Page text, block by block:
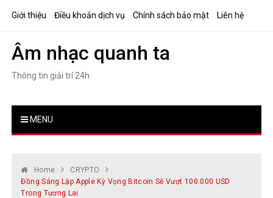
Giới thiệu Điều khoản dịch vụ Chính sách bảo mật Liên hệ
Âm nhạc quanh ta
Thông tin giải trí 24h
MENU
Home
CRYPTO
Đồng Sáng Lập Apple Kỳ Vọng Bitcoin Sẽ Vượt 100.000 USD
Trong Tương Lai